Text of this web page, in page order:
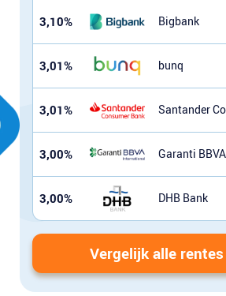
3,10% Bigbank
3,01% bunq
3,01%
3,00%
3,00% DHB Bank
Vergelijk alle rentes